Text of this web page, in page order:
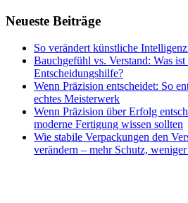
Neueste Beiträge
So verändert künstliche
Bauchgefühl vs. Verstand: Was ist
Entscheidungshilfe?
Wenn Präzision entscheidet: So
echtes Meisterwerk
Wenn Präzision über Erfolg
moderne Fertigung wissen sollten
Wie stabile Verpackungen den
verändern – mehr Schutz,